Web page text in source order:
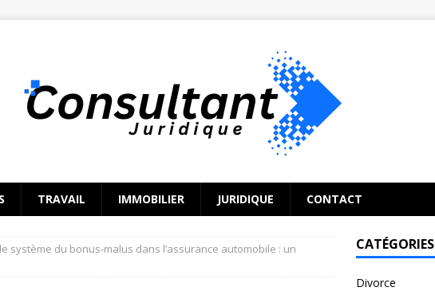
TRAVAIL IMMOBILIER JURIDIQUE CONTACT
système du bonus-malus dans l’assurance automobile : un
CATÉGORIES
Divorce